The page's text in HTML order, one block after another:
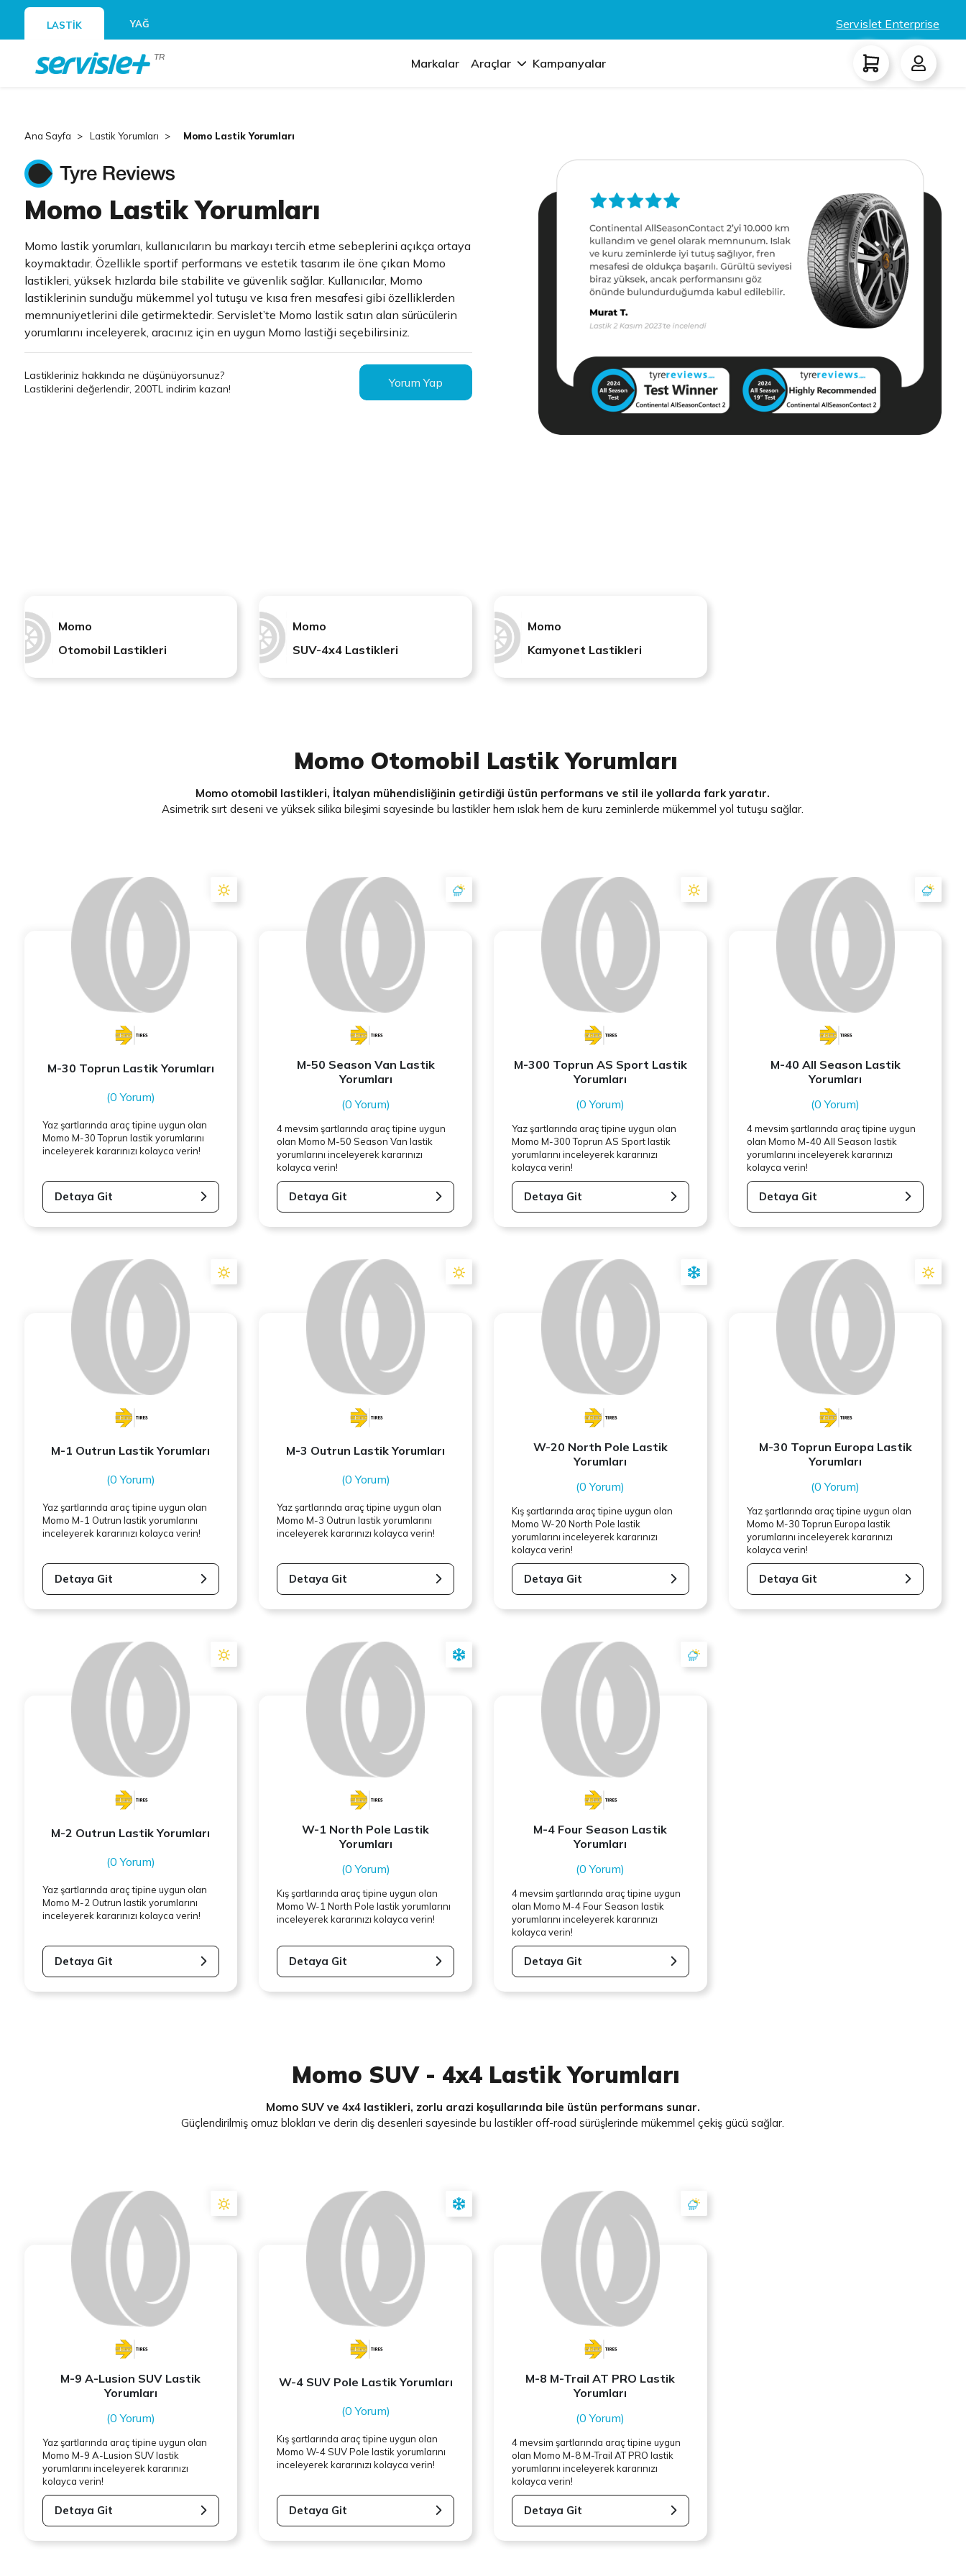
LASTİK YAĞ Servislet Enterprise
TR Markalar Araçlar Kampanyalar
Ana Sayfa Lastik Yorumları Momo Lastik Yorumları
Momo Lastik Yorumları
Momo lastik yorumları, kullanıcıların bu markayı tercih etme sebeplerini açıkça ortaya
koymaktadır. Özellikle sportif performans ve estetik tasarım ile öne çıkan Momo
lastikleri, yüksek hızlarda bile stabilite ve güvenlik sağlar. Kullanıcılar, Momo
lastiklerinin sunduğu mükemmel yol tutuşu ve kısa fren mesafesi gibi özelliklerden
memnuniyetlerini dile getirmektedir. Servislet’te Momo lastik satın alan sürücülerin
yorumlarını inceleyerek, aracınız için en uygun Momo lastiği seçebilirsiniz.
Lastikleriniz hakkında ne düşünüyorsunuz?
Lastiklerini değerlendir, 200TL indirim kazan!
Yorum Yap
Momo
Otomobil Lastikleri
Momo
SUV-4x4 Lastikleri
Momo
Kamyonet Lastikleri
Momo Otomobil Lastik Yorumları
Momo otomobil lastikleri, İtalyan mühendisliğinin getirdiği üstün performans ve stil ile yollarda fark yaratır.
Asimetrik sırt deseni ve yüksek silika bileşimi sayesinde bu lastikler hem ıslak hem de kuru zeminlerde mükemmel yol tutuşu sağlar.
M-30 Toprun Lastik Yorumları
(0 Yorum)
Yaz şartlarında araç tipine uygun olan
Momo M-30 Toprun lastik yorumlarını
inceleyerek kararınızı kolayca verin!
Detaya Git
M-50 Season Van Lastik
Yorumları
(0 Yorum)
4 mevsim şartlarında araç tipine uygun
olanMomo M-50 Season Van lastik
yorumlarını inceleyerek kararınızı
kolayca verin!
Detaya Git
M-300 Toprun AS Sport Lastik
Yorumları
(0 Yorum)
Yaz şartlarında araç tipine uygun olan
Momo M-300 Toprun AS Sport lastik
yorumlarını inceleyerek kararınızı
kolayca verin!
Detaya Git
M-40 All Season Lastik
Yorumları
(0 Yorum)
4 mevsim şartlarında araç tipine uygun
olan Momo M-40 All Season lastik
yorumlarını inceleyerek kararınızı
kolayca verin!
Detaya Git
M-1 Outrun Lastik Yorumları
(0 Yorum)
Yaz şartlarında araç tipine uygun olan
Momo M-1 Outrun lastik yorumlarını
inceleyerek kararınızı kolayca verin!
Detaya Git
M-3 Outrun Lastik Yorumları
(0 Yorum)
Yaz şartlarında araç tipine uygun olan
Momo M-3 Outrun lastik yorumlarını
inceleyerek kararınızı kolayca verin!
Detaya Git
W-20 North Pole Lastik
Yorumları
(0 Yorum)
Kış şartlarında araç tipine uygun olan
Momo W-20 North Pole lastik
yorumlarını inceleyerek kararınızı
kolayca verin!
Detaya Git
M-30 Toprun Europa Lastik
Yorumları
(0 Yorum)
Yaz şartlarında araç tipine uygun olan
Momo M-30 Toprun Europa lastik
yorumlarını inceleyerek kararınızı
kolayca verin!
Detaya Git
M-2 Outrun Lastik Yorumları
(0 Yorum)
Yaz şartlarında araç tipine uygun olan
Momo M-2 Outrun lastik yorumlarını
inceleyerek kararınızı kolayca verin!
Detaya Git
W-1 North Pole Lastik
Yorumları
(0 Yorum)
Kış şartlarında araç tipine uygun olan
Momo W-1 North Pole lastik yorumlarını
inceleyerek kararınızı kolayca verin!
Detaya Git
M-4 Four Season Lastik
Yorumları
(0 Yorum)
4 mevsim şartlarında araç tipine uygun
olan Momo M-4 Four Season lastik
yorumlarını inceleyerek kararınızı
kolayca verin!
Detaya Git
Momo SUV - 4x4 Lastik Yorumları
Momo SUV ve 4x4 lastikleri, zorlu arazi koşullarında bile üstün performans sunar.
Güçlendirilmiş omuz blokları ve derin diş desenleri sayesinde bu lastikler off-road sürüşlerinde mükemmel çekiş gücü sağlar.
M-9 A-Lusion SUV Lastik
Yorumları
(0 Yorum)
Yaz şartlarında araç tipine uygun olan
Momo M-9 A-Lusion SUV lastik
yorumlarını inceleyerek kararınızı
kolayca verin!
Detaya Git
W-4 SUV Pole Lastik Yorumları
(0 Yorum)
Kış şartlarında araç tipine uygun olan
Momo W-4 SUV Pole lastik yorumlarını
inceleyerek kararınızı kolayca verin!
Detaya Git
M-8 M-Trail AT PRO Lastik
Yorumları
(0 Yorum)
4 mevsim şartlarında araç tipine uygun
olan Momo M-8 M-Trail AT PRO lastik
yorumlarını inceleyerek kararınızı
kolayca verin!
Detaya Git